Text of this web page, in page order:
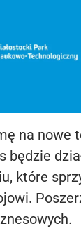
na nowe
będzie
które